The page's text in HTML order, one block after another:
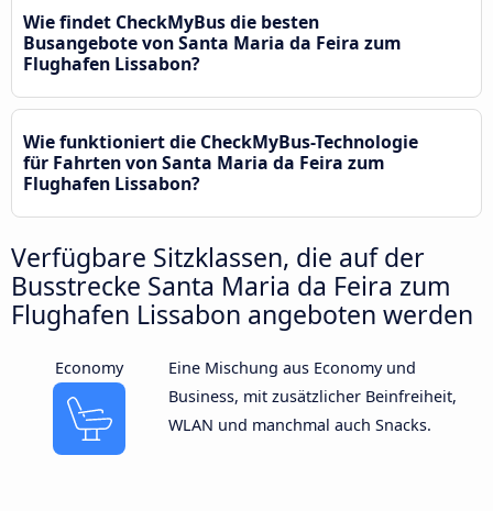
Wie findet CheckMyBus die besten
Busangebote von Santa Maria da Feira zum
Flughafen Lissabon?
Wie funktioniert die CheckMyBus-Technologie
für Fahrten von Santa Maria da Feira zum
Flughafen Lissabon?
Verfügbare Sitzklassen, die auf der
Busstrecke Santa Maria da Feira zum
Flughafen Lissabon angeboten werden
Economy
Eine Mischung aus Economy und
Business, mit zusätzlicher Beinfreiheit,
WLAN und manchmal auch Snacks.